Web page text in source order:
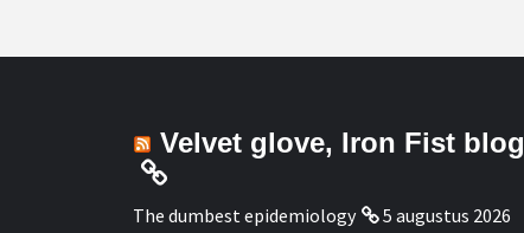
Velvet glove, Iron Fist blog
The dumbest epidemiology
5 augustus 2026